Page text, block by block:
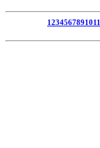
1234567891011